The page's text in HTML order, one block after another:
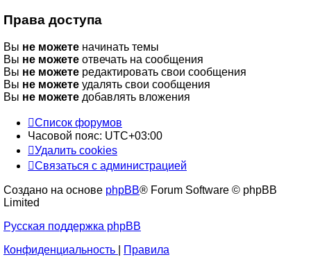
Права доступа
Вы не можете начинать темы
Вы не можете отвечать на сообщения
Вы не можете редактировать свои сообщения
Вы не можете удалять свои сообщения
Вы не можете добавлять вложения
Список форумов
Часовой пояс: UTC+03:00
Удалить cookies
Связаться с администрацией
Создано на основе phpBB® Forum Software © phpBB
Limited
Русская поддержка phpBB
Конфиденциальность
Правила